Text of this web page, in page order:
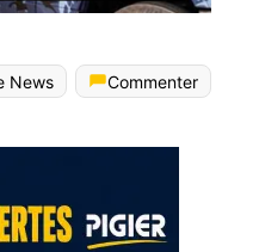
News
Commenter